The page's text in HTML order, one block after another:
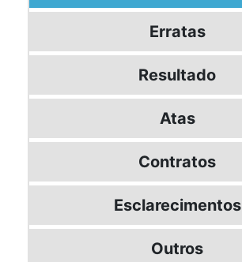
Erratas
Resultado
Atas
Contratos
Esclarecimentos
Outros